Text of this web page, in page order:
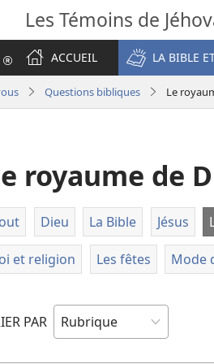
Les Témoins de
ACCUEIL
LA BIBLE
Questions bibliques Le
royaume de
Dieu La Bible Jésus
et religion Les fêtes Mode
PAR